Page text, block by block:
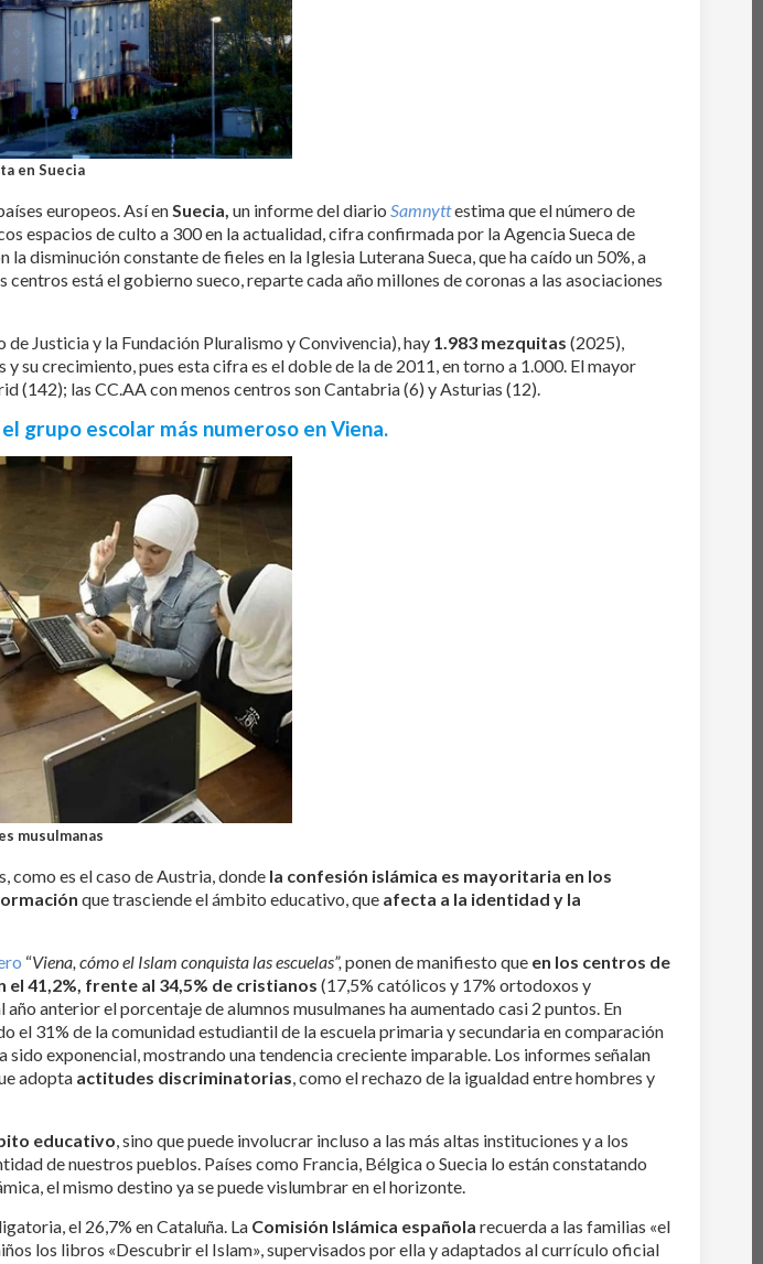
en Suecia
europeos. Así en Suecia, un informe del diario Samnyttestima que el número de
espacios de culto a 300 en la actualidad, cifra confirmada por la Agencia Sueca de
disminución constante de fieles en la Iglesia Luterana Sueca, que ha caído un 50%, a
está el gobierno sueco, reparte cada año millones de coronas a las asociaciones
Justicia y la Fundación Pluralismo y Convivencia), hay 1.983 mezquitas (2025),
su crecimiento, pues esta cifra es el doble de la de 2011, en torno a 1.000. El mayor
(142); las CC.AA con menos centros son Cantabria (6) y Asturias (12).
grupo escolar más numeroso en Viena.
musulmanas
como es el caso de Austria, donde la confesión islámica es mayoritaria en los
que trasciende el ámbito educativo, que afecta a la identidad y la
“Viena, cómo el Islam conquista las escuelas”,ponen de manifiesto que en los centros de
41,2%, frente al 34,5% de cristianos (17,5% católicos y 17% ortodoxos y
anterior el porcentaje de alumnos musulmanes ha aumentado casi 2 puntos. En
31% de la comunidad estudiantil de la escuela primaria y secundaria en comparación
exponencial, mostrando una tendencia creciente imparable. Los informes señalan
adopta actitudes discriminatorias , como el rechazo de la igualdad entre hombres y
educativo , sino que puede involucrar incluso a las más altas instituciones y a los
de nuestros pueblos. Países como Francia, Bélgica o Suecia lo están constatando
el mismo destino ya se puede vislumbrar en el horizonte.
el 26,7% en Cataluña. La Comisión Islámica española recuerda a las familias «el
los libros «Descubrir el Islam», supervisados por ella y adaptados al currículo oficial